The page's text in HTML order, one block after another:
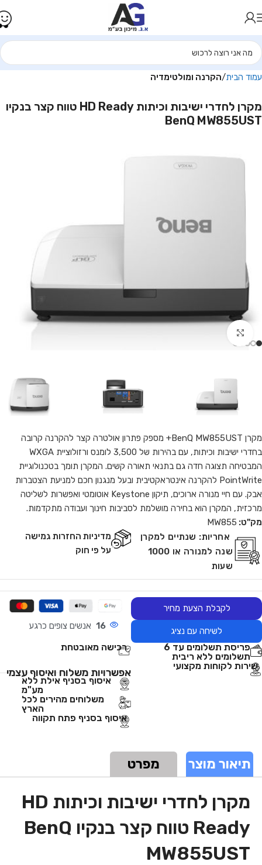
עמוד הבית הקרנה ומולטימדיה
מקרן לחדרי ישיבות וכיתות HD Ready טווח קצר בנקיו
BenQ MW855UST
Click to enlarge
מקרן BenQ MW855UST+ מספק פתרון אולטרה קצר להקרנה קרובה
בחדרי ישיבות וכיתות, עם בהירות של 3,500 לומנס ורזולוציית WXGA
המבטיחה תצוגה חדה גם בתנאי תאורה קשים. המקרן תומך בטכנולוגיית
PointWrite להקרנה אינטראקטיבית ובעל מנגנון חכם למניעת הצטברות
אבק. עם חיי מנורה ארוכים, תיקון Keystone אוטומטי ואפשרות לשליטה
מרכזית, המקרן הוא בחירה מושלמת לסביבות חינוך ועבודה מתקדמות.
מק"ט: MW855
אחריות: שנתיים למקרן
שנה למנורה או 1000
שעות
מדיניות החזרות גמישה
על פי חוק
לקבלת הצעת מחיר
לשיחה עם נציג 16 אנשים צופים כרגע
פריסת תשלומים עד 6
תשלומים ללא ריבית
רכישה מאובטחת
שירות לקוחות מקצועי
אפשרויות משלוח ואיסוף עצמי
איסוף בסניף אילת ללא
מע"מ
משלוחים מהירים לכל
הארץ
איסוף בסניף פתח תקווה
תיאור מוצר מפרט
מקרן לחדרי ישיבות וכיתות HD
Ready טווח קצר בנקיו BenQ
MW855UST